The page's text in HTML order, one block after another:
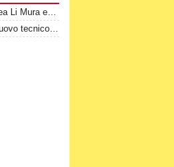
2^-Cantera Futbol, doppio innesto: Andrea Li Mura e Giuseppe Tomasello
Santo Mazzullo torna in panchina: è il nuovo tecnico del Sant'Alessio Tre Torri